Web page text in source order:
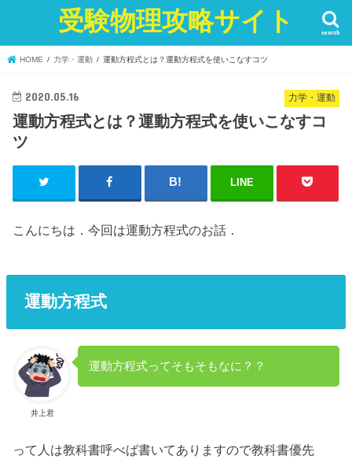
受験物理攻略サイト search
HOME 力学・運動 運動方程式とは？運動方程式を使いこなすコツ
力学・運動
2020.05.16
運動方程式とは？運動方程式を使いこなすコ
ツ
LINE
こんにちは．今回は運動方程式のお話．
運動方程式
井上君
運動方程式ってそもそもなに？？
って人は教科書呼べば書いてありますので教科書優先